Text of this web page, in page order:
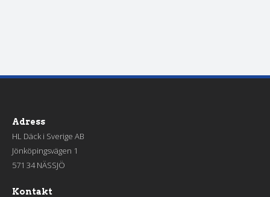
Adress
HL Däck i Sverige AB
Jönköpingsvägen 1
571 34 NÄSSJÖ
Kontakt